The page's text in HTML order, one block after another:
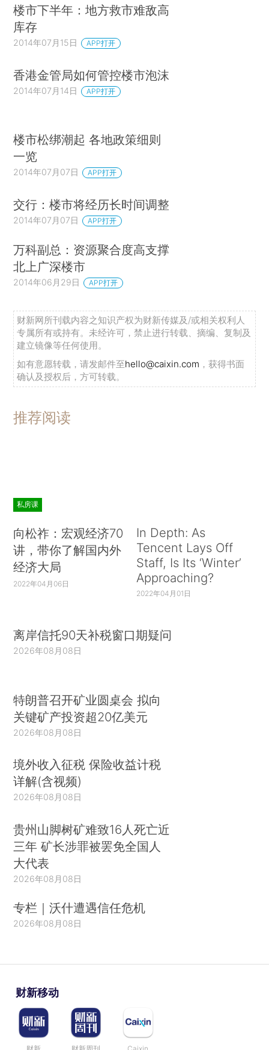
楼市下半年：地方救市难敌高
库存
2014年07月15日 APP打开
香港金管局如何管控楼市泡沫
2014年07月14日 APP打开
楼市松绑潮起 各地政策细则
一览
2014年07月07日 APP打开
交行：楼市将经历长时间调整
2014年07月07日 APP打开
万科副总：资源聚合度高支撑
北上广深楼市
2014年06月29日 APP打开
财新网所刊载内容之知识产权为财新传媒及/或相关权利人
专属所有或持有。未经许可，禁止进行转载、摘编、复制及
建立镜像等任何使用。
如有意愿转载，请发邮件至hello@caixin.com ，获得书面
确认及授权后，方可转载。
推荐阅读
私房课
向松祚：宏观经济70
讲，带你了解国内外
经济大局
2022年04月06日
In Depth: As
Tencent Lays Off
Staff, Is Its ‘Winter’
Approaching?
2022年04月01日
离岸信托90天补税窗口期疑问
2026年08月08日
特朗普召开矿业圆桌会 拟向
关键矿产投资超20亿美元
2026年08月08日
境外收入征税 保险收益计税
详解(含视频)
2026年08月08日
贵州山脚树矿难致16人死亡近
三年 矿长涉罪被罢免全国人
大代表
2026年08月08日
专栏｜沃什遭遇信任危机
2026年08月08日
财新移动